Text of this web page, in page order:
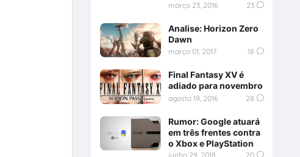
março 23, 2016 23
Analise: Horizon Zero
Dawn
março 01, 2017 18
Final Fantasy XV é
adiado para novembro
agosto 19, 2016 28
Rumor: Google atuará
em três frentes contra
o Xbox e PlayStation
junho 29, 2018 20